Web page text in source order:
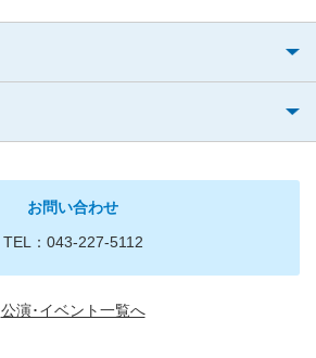
お問い合わせ
TEL：043-227-5112
公演･イベント一覧へ